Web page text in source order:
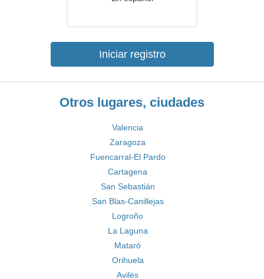
Iniciar registro
Otros lugares, ciudades
Valencia
Zaragoza
Fuencarral-El Pardo
Cartagena
San Sebastián
San Blas-Canillejas
Logroño
La Laguna
Mataró
Orihuela
Avilés